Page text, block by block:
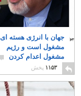
جهان با انرژی هسته ای
مشغول است و رژیم
مشغول اعدام کردن
۱۱۵۳ پخش